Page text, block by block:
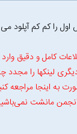
را کم کم آپلود
کامل و دقیق
به اینجا مراجعه
انجمن مانشت